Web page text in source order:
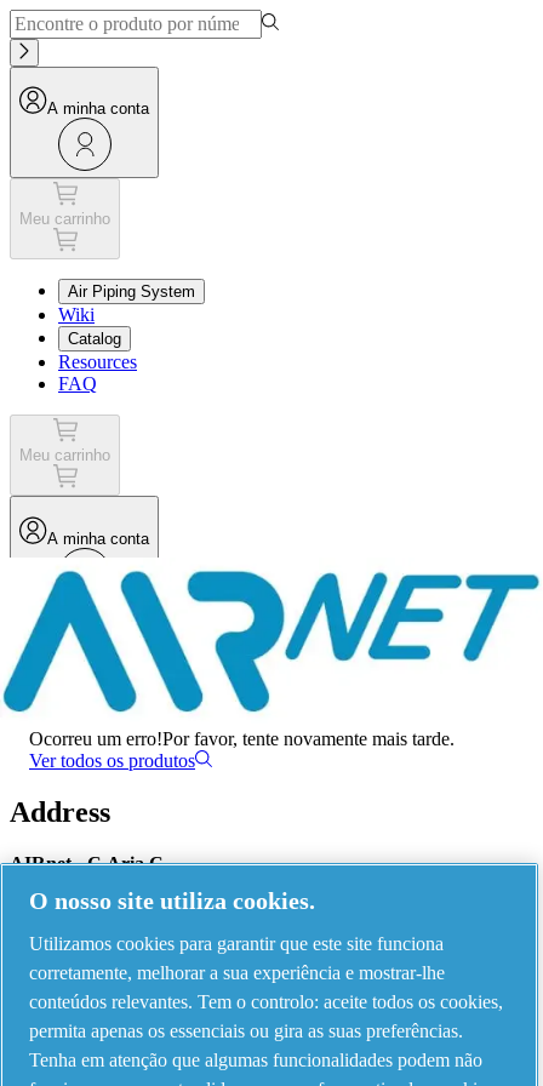
A minha conta
Meu carrinho
Air Piping System
Wiki
Catalog
Resources
FAQ
Meu carrinho
A minha conta
Menu
Ocorreu um erro
Ocorreu um erro!Por favor, tente novamente mais tarde.
Ver todos os produtos
Address
AIRnet - C.Aria.C
Via Selva Maiolo, 5/7 - 36075, Montecchio Maggiore, Vicenza Italy
Contact us
Piping Systems - click to see details
O nosso site utiliza cookies.
Utilizamos cookies para garantir que este site funciona
corretamente, melhorar a sua experiência e mostrar-lhe
conteúdos relevantes. Tem o controlo: aceite todos os cookies,
permita apenas os essenciais ou gira as suas preferências.
Tenha em atenção que algumas funcionalidades podem não